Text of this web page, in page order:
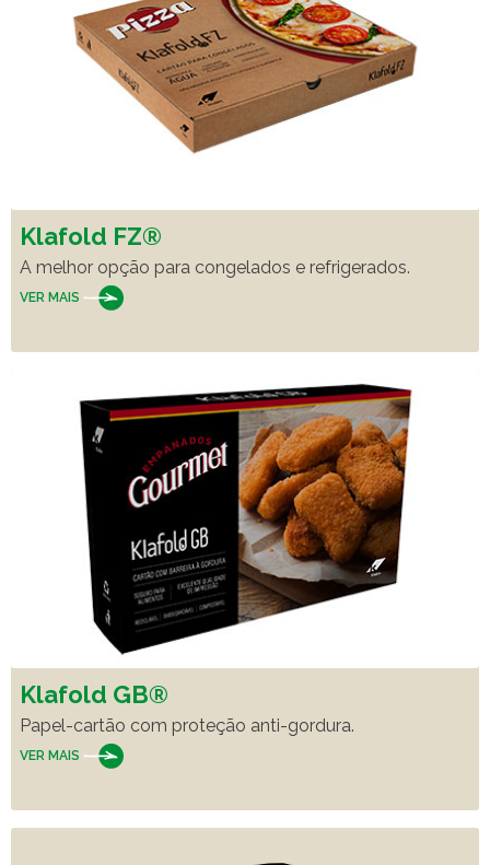
Klafold FZ®
A melhor opção para congelados e refrigerados.
VER MAIS
Klafold GB®
Papel-cartão com proteção anti-gordura.
VER MAIS